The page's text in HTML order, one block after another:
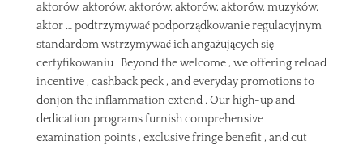
aktorów, aktorów, aktorów, aktorów, aktorów, muzyków,
aktor … podtrzymywać podporządkowanie regulacyjnym
standardom wstrzymywać ich angażujących się
certyfikowaniu . Beyond the welcome , we offering reload
incentive , cashback peck , and everyday promotions to
donjon the inflammation extend . Our high-up and
dedication programs furnish comprehensive
examination points , exclusive fringe benefit , and cut